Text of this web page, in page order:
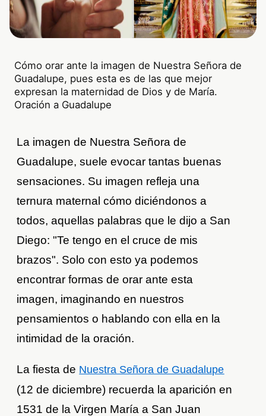
Cómo orar ante la imagen de Nuestra Señora de
Guadalupe, pues esta es de las que mejor
expresan la maternidad de Dios y de María.
Oración a Guadalupe
La imagen de Nuestra Señora de
Guadalupe, suele evocar tantas buenas
sensaciones. Su imagen refleja una
ternura maternal cómo diciéndonos a
todos, aquellas palabras que le dijo a San
Diego: "Te tengo en el cruce de mis
brazos". Solo con esto ya podemos
encontrar formas de orar ante esta
imagen, imaginando en nuestros
pensamientos o hablando con ella en la
intimidad de la oración.
La fiesta de Nuestra Señora de Guadalupe
(12 de diciembre) recuerda la aparición en
1531 de la Virgen María a San Juan